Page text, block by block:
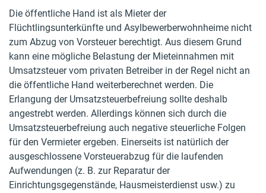
Die öffentliche Hand ist als Mieter der
Flüchtlingsunterkünfte und Asylbewerberwohnheime nicht
zum Abzug von Vorsteuer berechtigt. Aus diesem Grund
kann eine mögliche Belastung der Mieteinnahmen mit
Umsatzsteuer vom privaten Betreiber in der Regel nicht an
die öffentliche Hand weiterberechnet werden. Die
Erlangung der Umsatzsteuerbefreiung sollte deshalb
angestrebt werden. Allerdings können sich durch die
Umsatzsteuerbefreiung auch negative steuerliche Folgen
für den Vermieter ergeben. Einerseits ist natürlich der
ausgeschlossene Vorsteuerabzug für die laufenden
Aufwendungen (z. B. zur Reparatur der
Einrichtungsgegenstände, Hausmeisterdienst usw.) zu